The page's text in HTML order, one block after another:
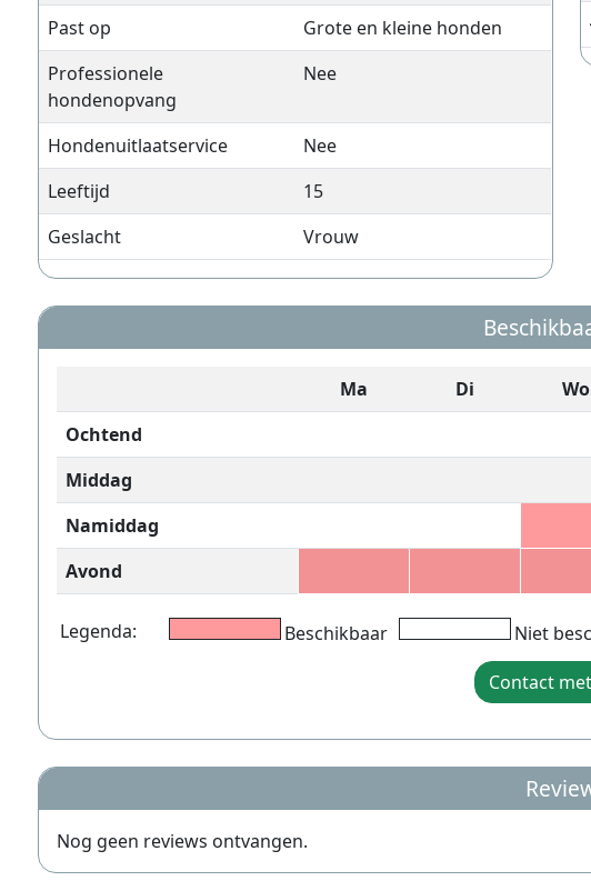
Past op
Grote en kleine honden
Professionele
hondenopvang
Nee
Hondenuitlaatservice
Nee
Leeftijd
15
Geslacht
Vrouw
Ma Di Wo
Ochtend
Middag
Namiddag
Avond
Legenda: Beschikbaar
Niet
Contact
Nog geen reviews ontvangen.